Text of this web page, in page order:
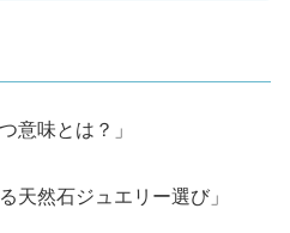
意味とは？」
天然石ジュエリー選び」